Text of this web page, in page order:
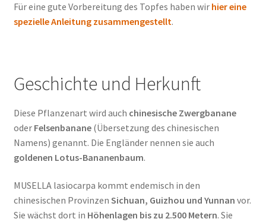
Für eine gute Vorbereitung des Topfes haben wir hier eine
spezielle Anleitung zusammengestellt.
Geschichte und Herkunft
Diese Pflanzenart wird auch chinesische Zwergbanane
oder Felsenbanane(Übersetzung des chinesischen
Namens) genannt. Die Engländer nennen sie auch
goldenen Lotus-Bananenbaum.
MUSELLA lasiocarpa kommt endemisch in den
chinesischen Provinzen Sichuan, Guizhou und Yunnan vor.
Sie wächst dort in Höhenlagen bis zu 2.500 Metern. Sie